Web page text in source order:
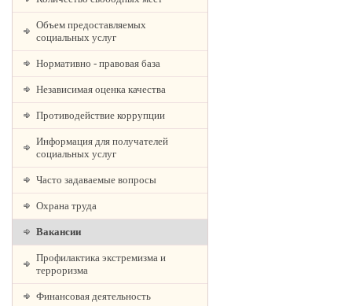
Объем предоставляемых
социальных услуг
Нормативно - правовая база
Независимая оценка качества
Противодействие коррупции
Информация для получателей
социальных услуг
Часто задаваемые вопросы
Охрана труда
Вакансии
Профилактика экстремизма и
терроризма
Финансовая деятельность